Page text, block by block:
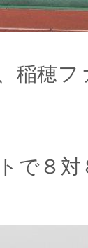
稲穂
で８